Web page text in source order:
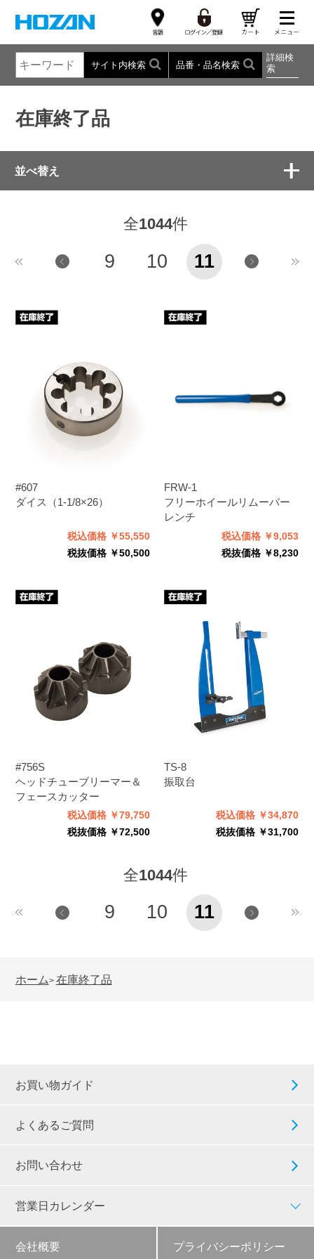
サイト内検索 品番・品名検索
詳細検
索
在庫終了品
並べ替え
全1044件
9 10 11
#607
ダイス（1-1/8×26）
税込価格 ￥55,550
税抜価格 ￥50,500
FRW-1
フリーホイールリムーバー
レンチ
税込価格 ￥9,053
税抜価格 ￥8,230
#756S
ヘッドチューブリーマー＆
フェースカッター
税込価格 ￥79,750
税抜価格 ￥72,500
TS-8
振取台
税込価格 ￥34,870
税抜価格 ￥31,700
全1044件
9 10 11
ホーム> 在庫終了品
お買い物ガイド
よくあるご質問
お問い合わせ
営業日カレンダー
会社概要 プライバシーポリシー